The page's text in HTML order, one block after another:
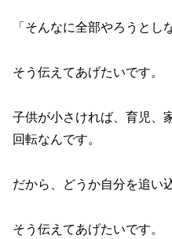
「そんなに全部やろうとし
そう伝えてあげたいです。
子供が小さければ、育児、
回転なんです。
だから、どうか自分を追い
そう伝えてあげたいです。